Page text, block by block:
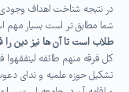
در نتیجه شناخت اهداف وجودی
شما مطابق تر است بسیار
طلاب است تا آن ها نیز دین را
کل فرقه منهم طائفه لیتفقهوا
تشکیل حوزه علمیه و ندای